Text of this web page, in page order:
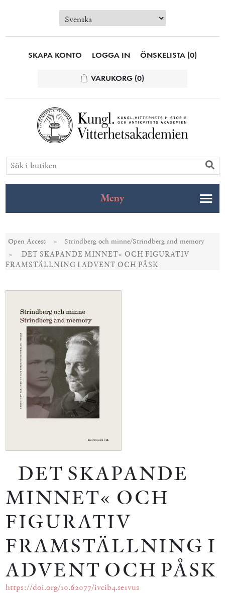
SKAPA KONTO LOGGA IN ÖNSKELISTA (0)
VARUKORG (0)
Meny
Open Access
Strindberg och minne/Strindberg and memory
»DET SKAPANDE MINNET« OCH FIGURATIV
FRAMSTÄLLNING I ADVENT OCH PÅSK
»DET SKAPANDE
MINNET« OCH
FIGURATIV
FRAMSTÄLLNING I
ADVENT OCH PÅSK
https://doi.org/10.62077/ivcib4.se1vus